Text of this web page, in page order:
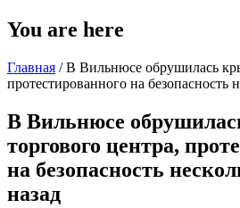
You are here
Главная / В Вильнюсе обрушилась
протестированного на безопасность
В Вильнюсе
торгового центра,
на безопасность
назад